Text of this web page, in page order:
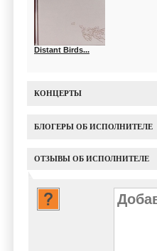
Distant Birds...
КОНЦЕРТЫ
БЛОГЕРЫ ОБ ИСПОЛНИТЕЛЕ
ОТЗЫВЫ ОБ ИСПОЛНИТЕЛЕ